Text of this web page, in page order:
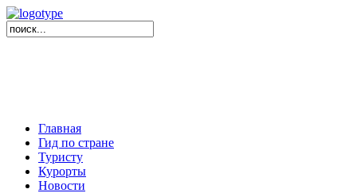
Главная
Гид по стране
Туристу
Курорты
Новости